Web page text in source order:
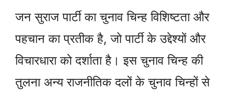
जन सुराज पार्टी का चुनाव चिन्ह विशिष्टता और
पहचान का प्रतीक है, जो पार्टी के उद्देश्यों और
विचारधारा को दर्शाता है। इस चुनाव चिन्ह की
तुलना अन्य राजनीतिक दलों के चुनाव चिन्हों से